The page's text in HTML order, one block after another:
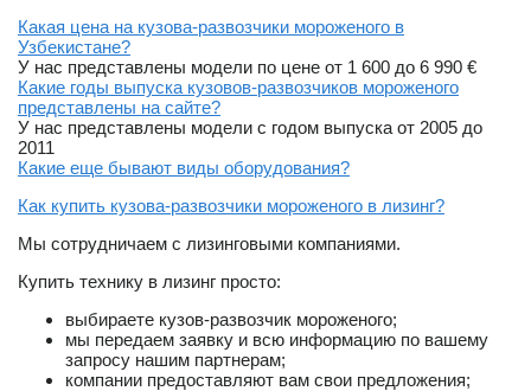
Какая цена на кузова-развозчики мороженого в
Узбекистане?
У нас представлены модели по цене от 1 600 до 6 990 €
Какие годы выпуска кузовов-развозчиков мороженого
представлены на сайте?
У нас представлены модели с годом выпуска от 2005 до
2011
Какие еще бывают виды оборудования?
Как купить кузова-развозчики мороженого в лизинг?
Мы сотрудничаем с лизинговыми компаниями.
Купить технику в лизинг просто:
выбираете кузов-развозчик мороженого;
мы передаем заявку и всю информацию по вашему
запросу нашим партнерам;
компании предоставляют вам свои предложения;